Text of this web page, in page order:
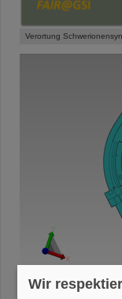
Verortung
CAD-Modellansicht des
Wir